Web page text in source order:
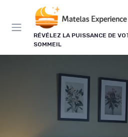
RÉVÉLEZ LA PUISSANCE DE
SOMMEIL
Panneau de gestion des cookies